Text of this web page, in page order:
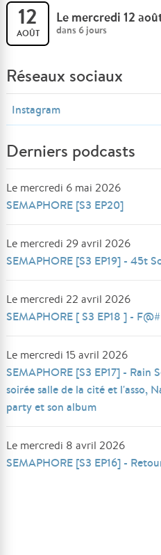
12
AOÛT
Le mercredi 12
dans 6 jours
Réseaux sociaux
Instagram
Derniers podcasts
Le mercredi 6 mai 2026
SEMAPHORE [S3 EP20]
Le mercredi 29 avril 2026
SEMAPHORE [S3 EP19] - 45t
Le mercredi 22 avril 2026
SEMAPHORE [ S3 EP18 ] -
Le mercredi 15 avril 2026
SEMAPHORE [S3 EP17] - Rain
soirée salle de la cité et l'asso,
party et son album
Le mercredi 8 avril 2026
SEMAPHORE [S3 EP16] -